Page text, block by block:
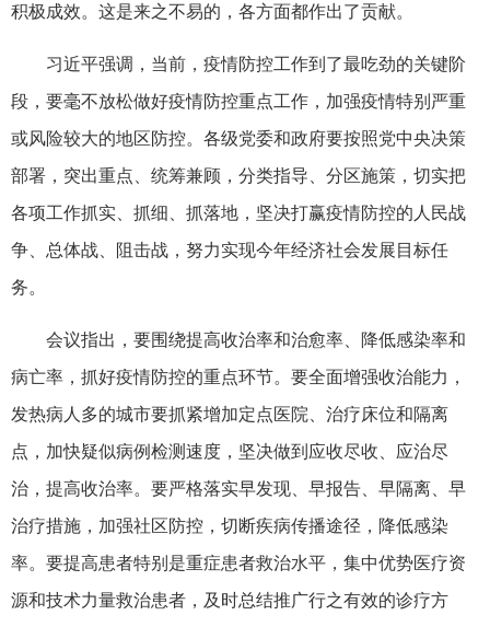
积极成效。这是来之不易的，各方面都作出了贡献。
习近平强调，当前，疫情防控工作到了最吃劲的关键阶
段，要毫不放松做好疫情防控重点工作，加强疫情特别严重
或风险较大的地区防控。各级党委和政府要按照党中央决策
部署，突出重点、统筹兼顾，分类指导、分区施策，切实把
各项工作抓实、抓细、抓落地，坚决打赢疫情防控的人民战
争、总体战、阻击战，努力实现今年经济社会发展目标任
务。
会议指出，要围绕提高收治率和治愈率、降低感染率和
病亡率，抓好疫情防控的重点环节。要全面增强收治能力，
发热病人多的城市要抓紧增加定点医院、治疗床位和隔离
点，加快疑似病例检测速度，坚决做到应收尽收、应治尽
治，提高收治率。要严格落实早发现、早报告、早隔离、早
治疗措施，加强社区防控，切断疾病传播途径，降低感染
率。要提高患者特别是重症患者救治水平，集中优势医疗资
源和技术力量救治患者，及时总结推广行之有效的诊疗方